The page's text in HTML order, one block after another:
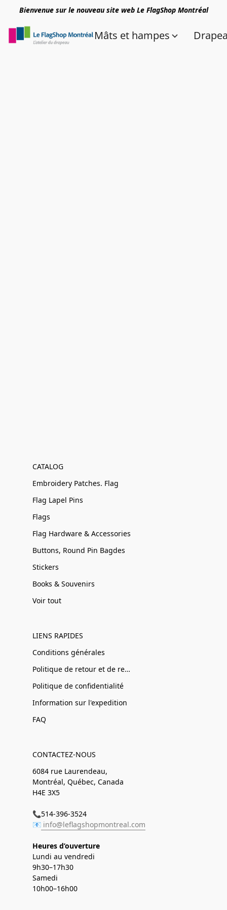
Bienvenue sur le nouveau site web Le FlagShop Montréal
Mâts et hampes
CATALOG
Embroidery Patches. Flag
Flag Lapel Pins
Flags
Flag Hardware & Accessories
Buttons, Round Pin Bagdes
Stickers
Books & Souvenirs
Voir tout
LIENS RAPIDES
Conditions générales
Politique de retour et de remboursement
Politique de confidentialité
Information sur l'expedition
FAQ
CONTACTEZ-NOUS
6084 rue Laurendeau,
Montréal, Québec, Canada
H4E 3X5
📞514-396-3524
📧 info@leflagshopmontreal.com
Heures d’ouverture
Lundi au vendredi
9h30–17h30
Samedi
10h00–16h00